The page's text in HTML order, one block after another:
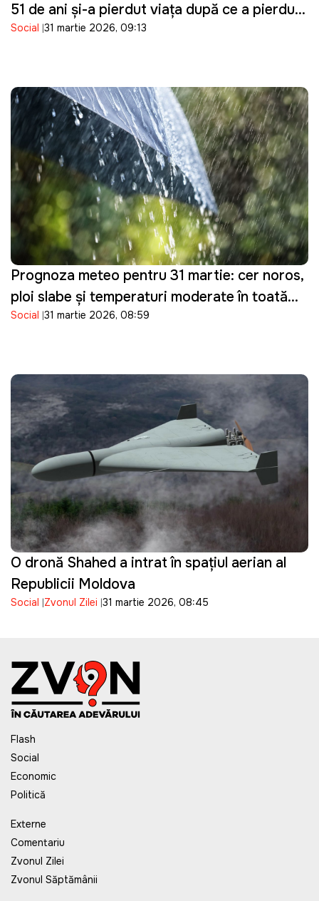
51 de ani și-a pierdut viața după ce a pierdut
controlul asupra tractorului pe care îl
Social 31 martie 2026, 09:13
Prognoza meteo pentru 31 martie: cer noros,
ploi slabe și temperaturi moderate în toată
țara
Social 31 martie 2026, 08:59
O dronă Shahed a intrat în spațiul aerian al
Republicii Moldova
Social Zvonul Zilei 31 martie 2026, 08:45
Flash
Social
Economic
Politică
Externe
Comentariu
Zvonul Zilei
Zvonul Săptămânii